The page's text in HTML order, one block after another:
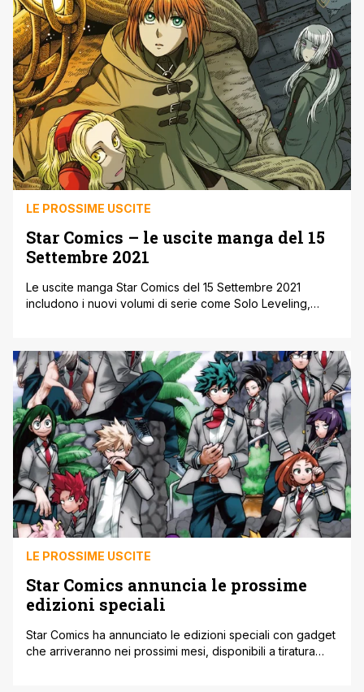
un set di sticker allegati al volume [']
LE PROSSIME USCITE
Star Comics – le uscite manga del 15
Settembre 2021
Le uscite manga Star Comics del 15 Settembre 2021
includono i nuovi volumi di serie come Solo Leveling,
Settembre 2021, qui gli ultimi annunci. Le uscite manga
Star Comics del 15 Settembre 2021 MANHWA [']
LE PROSSIME USCITE
Star Comics annuncia le prossime
edizioni speciali
Star Comics ha annunciato le edizioni speciali con gadget
che arriveranno nei prossimi mesi, disponibili a tiratura